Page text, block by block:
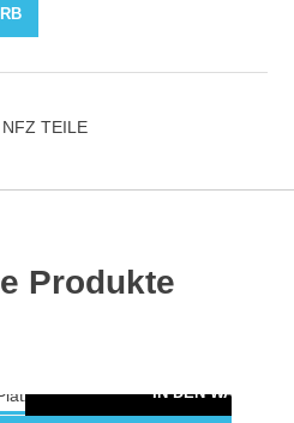
TEILE
Produkte
IN DEN